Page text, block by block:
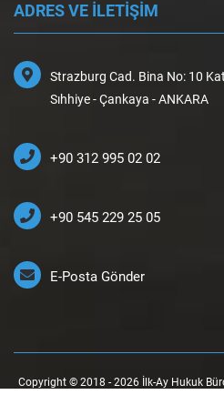
ADRES VE İLETİŞİM
Strazburg Cad. Bina No: 10
Sıhhiye - Çankaya - ANKARA
+90 312 995 02 02
+90 545 229 25 05
E-Posta Gönder
Copyright © 2018 - 2026 İlk-Ay Hukuk